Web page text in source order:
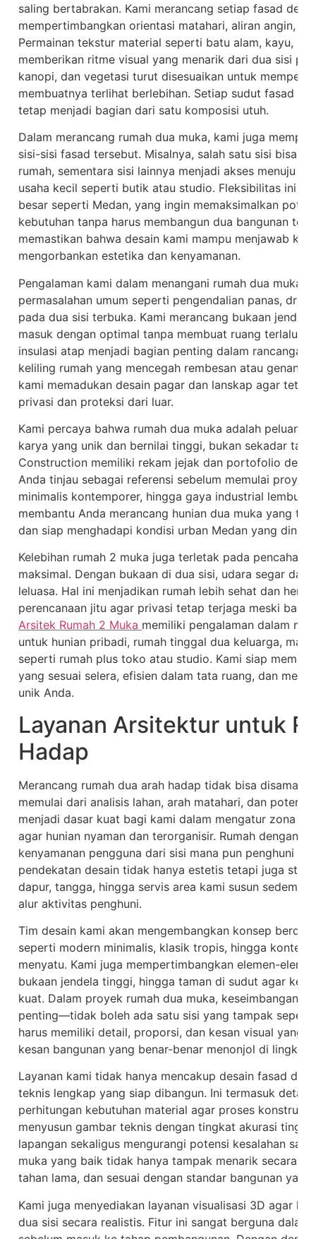
saling bertabrakan. Kami merancang setiap fasad
mempertimbangkan orientasi matahari, aliran angin,
Permainan tekstur material seperti batu alam, kayu,
memberikan ritme visual yang menarik dari dua sisi
kanopi, dan vegetasi turut disesuaikan untuk
membuatnya terlihat berlebihan. Setiap sudut fasad
tetap menjadi bagian dari satu komposisi utuh.
Dalam merancang rumah dua muka, kami juga
sisi-sisi fasad tersebut. Misalnya, salah satu sisi bisa
rumah, sementara sisi lainnya menjadi akses menuju
usaha kecil seperti butik atau studio. Fleksibilitas ini
besar seperti Medan, yang ingin memaksimalkan
kebutuhan tanpa harus membangun dua bangunan
memastikan bahwa desain kami mampu menjawab
mengorbankan estetika dan kenyamanan.
Pengalaman kami dalam menangani rumah dua muka
permasalahan umum seperti pengendalian panas,
pada dua sisi terbuka. Kami merancang bukaan
masuk dengan optimal tanpa membuat ruang terlalu
insulasi atap menjadi bagian penting dalam rancangan
keliling rumah yang mencegah rembesan atau
kami memadukan desain pagar dan lanskap agar
privasi dan proteksi dari luar.
Kami percaya bahwa rumah dua muka adalah peluang
karya yang unik dan bernilai tinggi, bukan sekadar
Construction memiliki rekam jejak dan portofolio
Anda tinjau sebagai referensi sebelum memulai
minimalis kontemporer, hingga gaya industrial lembut
membantu Anda merancang hunian dua muka yang
dan siap menghadapi kondisi urban Medan yang
Kelebihan rumah 2 muka juga terletak pada
maksimal. Dengan bukaan di dua sisi, udara segar dan
leluasa. Hal ini menjadikan rumah lebih sehat dan
perencanaan jitu agar privasi tetap terjaga meski
Arsitek Rumah 2 Muka memiliki pengalaman dalam
untuk hunian pribadi, rumah tinggal dua keluarga,
seperti rumah plus toko atau studio. Kami siap
yang sesuai selera, efisien dalam tata ruang, dan
unik Anda.
Layanan Arsitektur untuk
Hadap
Merancang rumah dua arah hadap tidak bisa
memulai dari analisis lahan, arah matahari, dan
menjadi dasar kuat bagi kami dalam mengatur zona
agar hunian nyaman dan terorganisir. Rumah dengan
kenyamanan pengguna dari sisi mana pun penghuni
pendekatan desain tidak hanya estetis tetapi juga
dapur, tangga, hingga servis area kami susun
alur aktivitas penghuni.
Tim desain kami akan mengembangkan konsep
seperti modern minimalis, klasik tropis, hingga
menyatu. Kami juga mempertimbangkan elemen-
bukaan jendela tinggi, hingga taman di sudut agar
kuat. Dalam proyek rumah dua muka, keseimbangan
penting—tidak boleh ada satu sisi yang tampak seperti
harus memiliki detail, proporsi, dan kesan visual yang
kesan bangunan yang benar-benar menonjol di
Layanan kami tidak hanya mencakup desain fasad
teknis lengkap yang siap dibangun. Ini termasuk detail
perhitungan kebutuhan material agar proses
menyusun gambar teknis dengan tingkat akurasi
lapangan sekaligus mengurangi potensi kesalahan
muka yang baik tidak hanya tampak menarik secara
tahan lama, dan sesuai dengan standar bangunan yang
Kami juga menyediakan layanan visualisasi 3D agar
dua sisi secara realistis. Fitur ini sangat berguna